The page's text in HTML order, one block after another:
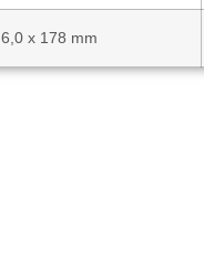
6,0 x 178 mm